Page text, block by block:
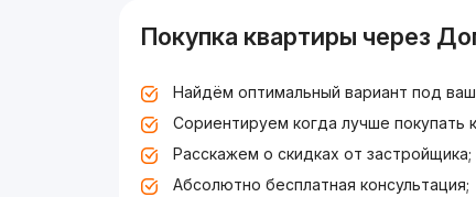
Покупка квартиры через
Найдём оптимальный вариант под
Сориентируем когда лучше покупать
Расскажем о скидках от застройщика;
Абсолютно бесплатная консультация;